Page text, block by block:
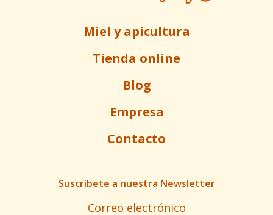
Miel y apicultura
Tienda online
Blog
Empresa
Contacto
Suscríbete a nuestra Newsletter
Correo electrónico